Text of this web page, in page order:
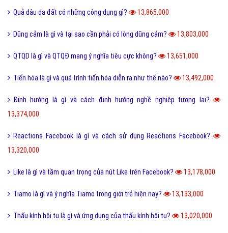
Quả dâu da đất có những công dụng gì? 13,865,000
Dũng cảm là gì và tại sao cần phải có lòng dũng cảm? 13,803,000
QTQD là gì và QTQĐ mang ý nghĩa tiêu cực không? 13,651,000
Tiến hóa là gì và quá trình tiến hóa diễn ra như thế nào? 13,492,000
Định hướng là gì và cách định hướng nghề nghiệp tương lai?
13,374,000
Reactions Facebook là gì và cách sử dụng Reactions Facebook?
13,320,000
Like là gì và tầm quan trọng của nút Like trên Facebook? 13,178,000
Tiamo là gì và ý nghĩa Tiamo trong giới trẻ hiện nay? 13,133,000
Thấu kính hội tụ là gì và ứng dụng của thấu kính hội tụ? 13,020,000